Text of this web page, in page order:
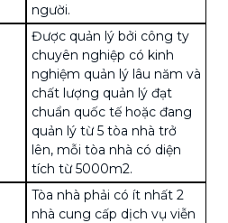
người.
Được quản lý bởi công ty
chuyên nghiệp có kinh
nghiệm quản lý lâu năm và
chất lượng quản lý đạt
chuẩn quốc tế hoặc đang
quản lý từ 5 tòa nhà trở
lên, mỗi tòa nhà có diện
tích từ 5000m2.
Tòa nhà phải có ít nhất 2
nhà cung cấp dịch vụ viễn